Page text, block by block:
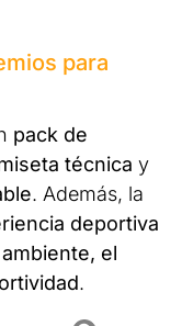
para
pack de
técnica y
. Además, la
deportiva
el
.